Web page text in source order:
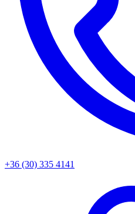
+36 (30) 335 4141